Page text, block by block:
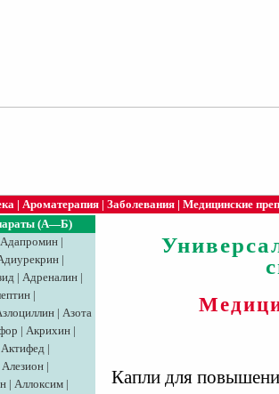
| Ароматерапия | Заболевания | Медицинские
(А—Б)
Адапромин |
|
| Адреналин |
|
| Азота
| Акрихин |
Актифед |
Алезион |
| Аллоксим |
Капли для